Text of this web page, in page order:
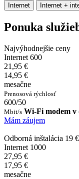
Internet Internet +
Ponuka
Najvýhodnejšie ceny
Internet 600
21,95 €
14,95 €
mesačne
Prenosová rýchlosť
600/50
Mbit/s Wi-Fi modem v
Mám záujem
Odborná inštalácia 19 €
Internet 1000
27,95 €
17,95 €
mesačne